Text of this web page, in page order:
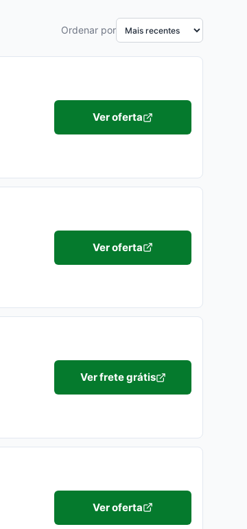
Ordenar por
Ver oferta
Ver oferta
Ver frete grátis
Ver oferta